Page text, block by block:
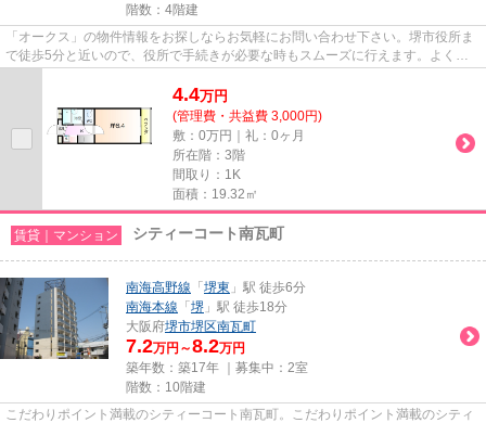
階数：4階建
「オークス」の物件情報をお探しならお気軽にお問い合わせ下さい。堺市役所ま
で徒歩5分と近いので、役所で手続きが必要な時もスムーズに行えます。よくお
4.4万円
(管理費・共益費 3,000円)
敷：0万円｜礼：0ヶ月
所在階：3階
間取り：1K
面積：19.32㎡
賃貸｜マンション シティーコート南瓦町
南海高野線 「 堺東 」駅 徒歩6分
南海本線 「 堺 」駅 徒歩18分
大阪府堺市堺区南瓦町
7.2万円～8.2万円
築年数：築17年 ｜募集中： 2室
階数：10階建
こだわりポイント満載のシティーコート南瓦町。こだわりポイント満載のシティ